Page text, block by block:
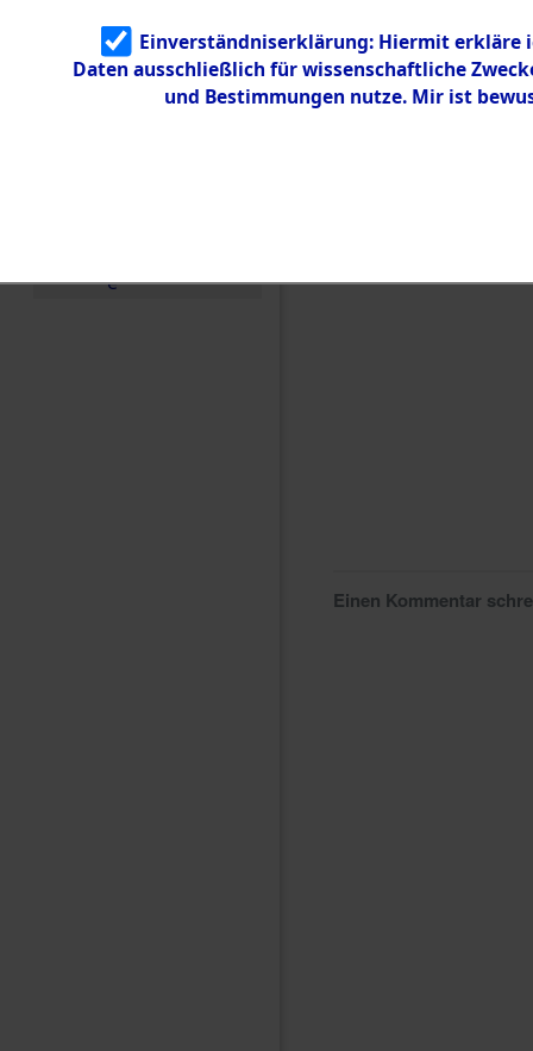
Identifizierun
g
5.3.3
Todesmärsch
e
Einen Kommentar
Einverständniserklärung: Hiermit erkläre
Daten ausschließlich für wissenschaftliche
und Bestimmungen nutze. Mir ist